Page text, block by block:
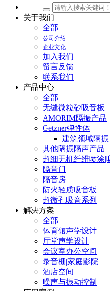
关于我们
全部
公司介绍
企业文化
加入我们
留言反馈
联系我们
产品中心
全部
无缝微粒砂吸音板
AMORIM隔振产品
Getzner弹性体
建筑领域隔振
其他隔振隔声产品
超细无机纤维喷涂|
隔音门
隔音房
防火轻质吸音板
超微孔吸音系列
解决方案
全部
体育馆声学设计
厅堂声学设计
会议室办公空间
录音棚|家庭影院
酒店空间
噪声与振动控制